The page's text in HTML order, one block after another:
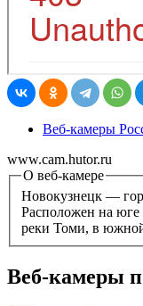
Веб-камеры
www.cam.hutor.ru
О веб-камере
Новокузнецк —
Расположен на юге
реки Томи, в
Веб-камеры